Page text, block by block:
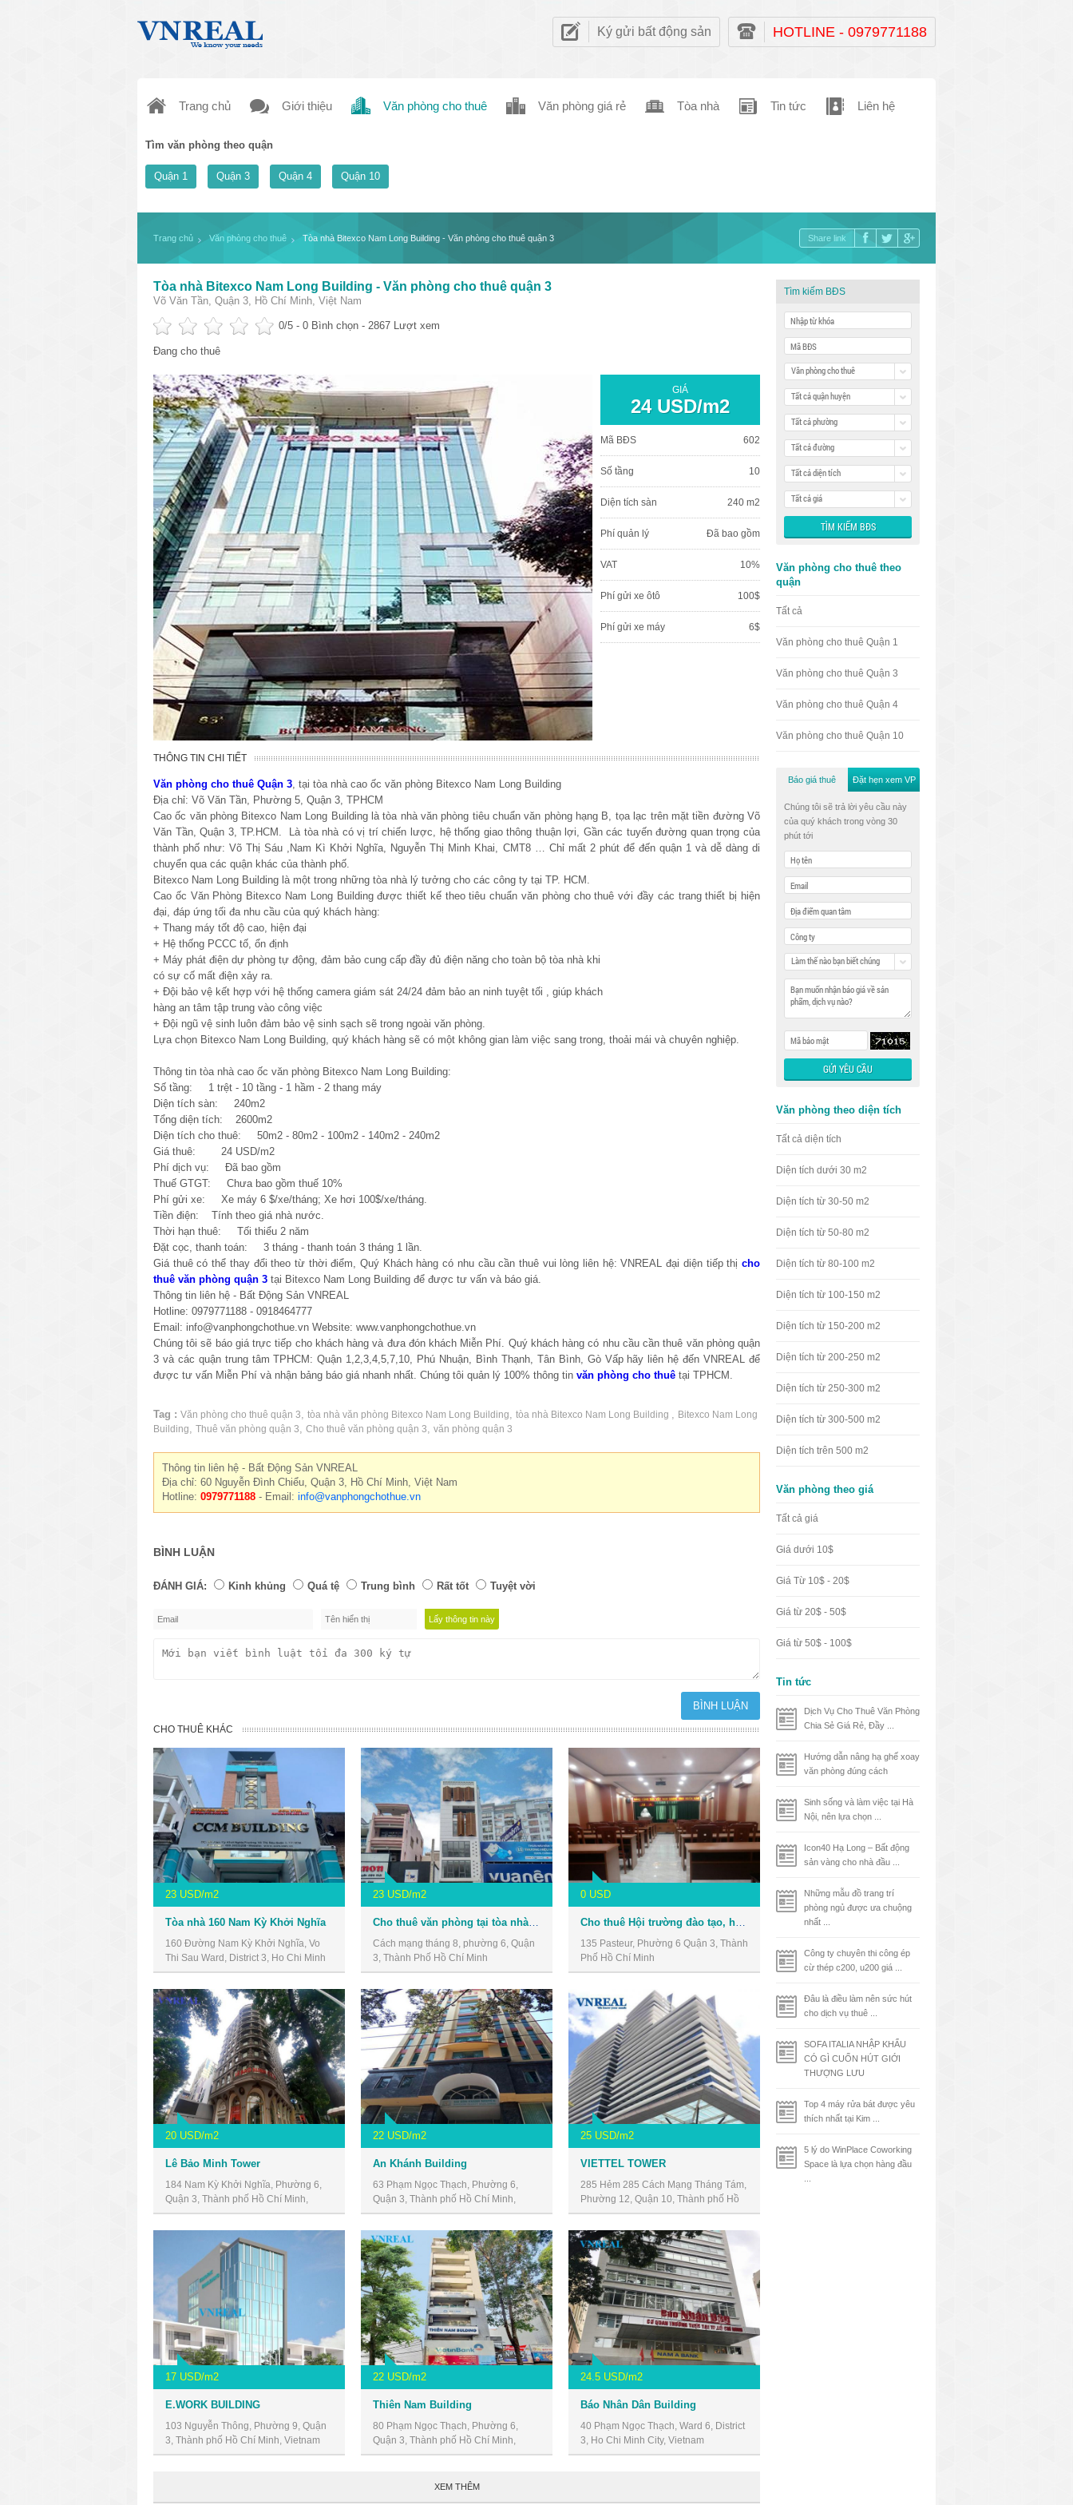
Ký gửi bất động sản HOTLINE - 0979771188
Trang chủ Giới thiệu Văn phòng cho thuê Văn phòng giá rẻ Tòa nhà Tin tức Liên hệ
Tìm văn phòng theo quận
Quận 1 Quận 3 Quận 4 Quận 10
Trang chủ Văn phòng cho thuê Tòa nhà Bitexco Nam Long Building - Văn phòng cho thuê quận 3 Share link
Tòa nhà Bitexco Nam Long Building - Văn phòng cho thuê quận 3
Võ Văn Tần, Quận 3, Hồ Chí Minh, Việt Nam
0/5 - 0 Bình chọn - 2867 Lượt xem
Đang cho thuê
GIÁ
24 USD/m2
Mã BĐS 602
Số tầng 10
Diện tích sàn 240 m2
Phí quản lý Đã bao gồm
VAT 10%
Phí gửi xe ôtô 100$
Phí gửi xe máy 6$
THÔNG TIN CHI TIẾT
Văn phòng cho thuê Quận 3 , tại tòa nhà cao ốc văn phòng Bitexco Nam Long Building
Địa chỉ: Võ Văn Tần, Phường 5, Quận 3, TPHCM
Cao ốc văn phòng Bitexco Nam Long Building là tòa nhà văn phòng tiêu chuẩn văn phòng hạng B, tọa lạc trên mặt tiền đường Võ
Văn Tần, Quận 3, TP.HCM. Là tòa nhà có vị trí chiến lược, hệ thống giao thông thuận lợi, Gần các tuyến đường quan trọng của
thành phố như: Võ Thị Sáu ,Nam Kì Khởi Nghĩa, Nguyễn Thị Minh Khai, CMT8 … Chỉ mất 2 phút để đến quận 1 và dễ dàng di
chuyển qua các quận khác của thành phố.
Bitexco Nam Long Building là một trong những tòa nhà lý tưởng cho các công ty tại TP. HCM.
Cao ốc Văn Phòng Bitexco Nam Long Building được thiết kế theo tiêu chuẩn văn phòng cho thuê với đầy các trang thiết bị hiện
đại, đáp ứng tối đa nhu cầu của quý khách hàng:
+ Thang máy tốt độ cao, hiện đại
+ Hệ thống PCCC tố, ổn định
+ Máy phát điện dự phòng tự động, đảm bảo cung cấp đầy đủ điện năng cho toàn bộ tòa nhà khi
có sự cố mất điện xảy ra.
+ Đội bảo vệ kết hợp với hệ thống camera giám sát 24/24 đảm bảo an ninh tuyệt tối , giúp khách
hàng an tâm tập trung vào công việc
+ Đội ngũ vệ sinh luôn đảm bảo vệ sinh sạch sẽ trong ngoài văn phòng.
Lựa chọn Bitexco Nam Long Building, quý khách hàng sẽ có một không gian làm việc sang trong, thoải mái và chuyên nghiệp.
Thông tin tòa nhà cao ốc văn phòng Bitexco Nam Long Building:
Số tầng: 1 trệt - 10 tầng - 1 hầm - 2 thang máy
Diện tích sàn: 240m2
Tổng diện tích: 2600m2
Diện tích cho thuê: 50m2 - 80m2 - 100m2 - 140m2 - 240m2
Giá thuê: 24 USD/m2
Phí dịch vụ: Đã bao gồm
Thuế GTGT: Chưa bao gồm thuế 10%
Phí gửi xe: Xe máy 6 $/xe/tháng; Xe hơi 100$/xe/tháng.
Tiền điện: Tính theo giá nhà nước.
Thời hạn thuê: Tối thiểu 2 năm
Đặt cọc, thanh toán: 3 tháng - thanh toán 3 tháng 1 lần.
Giá thuê có thể thay đổi theo từ thời điểm, Quý Khách hàng có nhu cầu cần thuê vui lòng liên hệ: VNREAL đại diện tiếp thị cho
thuê văn phòng quận 3 tại Bitexco Nam Long Building để được tư vấn và báo giá.
Thông tin liên hệ - Bất Động Sản VNREAL
Hotline: 0979771188 - 0918464777
Email: info@vanphongchothue.vn Website: www.vanphongchothue.vn
Chúng tôi sẽ báo giá trực tiếp cho khách hàng và đưa đón khách Miễn Phí. Quý khách hàng có nhu cầu cần thuê văn phòng quận
3 và các quận trung tâm TPHCM: Quận 1,2,3,4,5,7,10, Phú Nhuận, Bình Thạnh, Tân Bình, Gò Vấp hãy liên hệ đến VNREAL để
được tư vấn Miễn Phí và nhận bảng báo giá nhanh nhất. Chúng tôi quản lý 100% thông tin văn phòng cho thuê tại TPHCM.
Tag : Văn phòng cho thuê quận 3 tòa nhà văn phòng Bitexco Nam Long Building tòa nhà Bitexco Nam Long Building
Bitexco Nam Long
Building
Thuê văn phòng quận 3 Cho thuê văn phòng quận 3 văn phòng quận 3
Thông tin liên hệ - Bất Động Sản VNREAL
Địa chỉ: 60 Nguyễn Đình Chiểu, Quận 3, Hồ Chí Minh, Việt Nam
Hotline: 0979771188 - Email: info@vanphongchothue.vn
BÌNH LUẬN
ĐÁNH GIÁ: Kinh khủng Quá tệ Trung bình Rất tốt Tuyệt vời
CHO THUÊ KHÁC
23 USD/m2
Tòa nhà 160 Nam Kỳ Khởi Nghĩa
160 Đường Nam Kỳ Khởi Nghĩa, Vo
Thi Sau Ward, District 3, Ho Chi Minh
City, Vietnam
23 USD/m2
Cách mạng tháng 8, phường 6, Quận
3, Thành Phố Hồ Chí Minh
0 USD
135 Pasteur, Phường 6 Quận 3, Thành
Phố Hồ Chí Minh
20 USD/m2
Lê Bảo Minh Tower
184 Nam Kỳ Khởi Nghĩa, Phường 6,
Quận 3, Thành phố Hồ Chí Minh,
Vietnam
22 USD/m2
An Khánh Building
63 Phạm Ngọc Thạch, Phường 6,
Quận 3, Thành phố Hồ Chí Minh,
Vietnam
25 USD/m2
VIETTEL TOWER
285 Hẻm 285 Cách Mạng Tháng Tám,
Phường 12, Quận 10, Thành phố Hồ
Chí Minh, Vietnam
17 USD/m2
E.WORK BUILDING
103 Nguyễn Thông, Phường 9, Quận
3, Thành phố Hồ Chí Minh, Vietnam
22 USD/m2
Thiên Nam Building
80 Phạm Ngọc Thạch, Phường 6,
Quận 3, Thành phố Hồ Chí Minh,
Vietnam
24.5 USD/m2
Báo Nhân Dân Building
40 Phạm Ngọc Thạch, Ward 6, District
3, Ho Chi Minh City, Vietnam
XEM THÊM
Tìm kiếm BĐS
Văn phòng cho thuê
Tất cả quận huyện
Tất cả phường
Tất cả đường
Tất cả diện tích
Tất cả giá
Văn phòng cho thuê theo
quận
Tất cả
Văn phòng cho thuê Quận 1
Văn phòng cho thuê Quận 3
Văn phòng cho thuê Quận 4
Văn phòng cho thuê Quận 10
Báo giá thuê Đặt hẹn xem VP
Chúng tôi sẽ trả lời yêu cầu này
của quý khách trong vòng 30
phút tới
Làm thế nào bạn biết chúng
Văn phòng theo diện tích
Tất cả diện tích
Diện tích dưới 30 m2
Diện tích từ 30-50 m2
Diện tích từ 50-80 m2
Diện tích từ 80-100 m2
Diện tích từ 100-150 m2
Diện tích từ 150-200 m2
Diện tích từ 200-250 m2
Diện tích từ 250-300 m2
Diện tích từ 300-500 m2
Diện tích trên 500 m2
Văn phòng theo giá
Tất cả giá
Giá dưới 10$
Giá Từ 10$ - 20$
Giá từ 20$ - 50$
Giá từ 50$ - 100$
Tin tức
Dịch Vụ Cho Thuê Văn Phòng
Chia Sẻ Giá Rẻ, Đầy ...
Hướng dẫn nâng hạ ghế xoay
văn phòng đúng cách
Sinh sống và làm việc tại Hà
Nội, nên lựa chọn ...
Icon40 Hạ Long – Bất động
sản vàng cho nhà đầu ...
Những mẫu đồ trang trí
phòng ngủ được ưa chuộng
nhất ...
Công ty chuyên thi công ép
cừ thép c200, u200 giá ...
Đâu là điều làm nên sức hút
cho dịch vụ thuê ...
SOFA ITALIA NHẬP KHẨU
CÓ GÌ CUỐN HÚT GIỚI
THƯỢNG LƯU
Top 4 máy rửa bát được yêu
thích nhất tại Kim ...
5 lý do WinPlace Coworking
Space là lựa chọn hàng đầu
văn phòng cho thuê quận 3
văn phòng quận 1
văn phòng quận 3
cao ốc văn phòng quận 1
cao ốc văn phòng quận 3